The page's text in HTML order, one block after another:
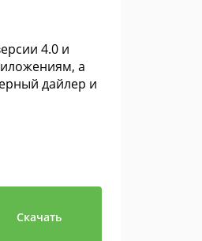
4.0 и
а
дайлер и
Скачать